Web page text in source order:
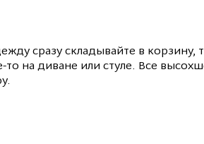
сразу складывайте в корзину,
на диване или стуле. Все